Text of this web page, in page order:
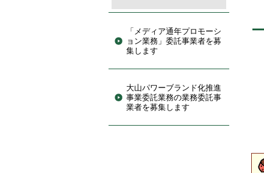
「メディア通年プロモーシ
ョン業務」委託事業者を募
集します
大山パワーブランド化推進
事業委託業務の業務委託事
業者を募集します